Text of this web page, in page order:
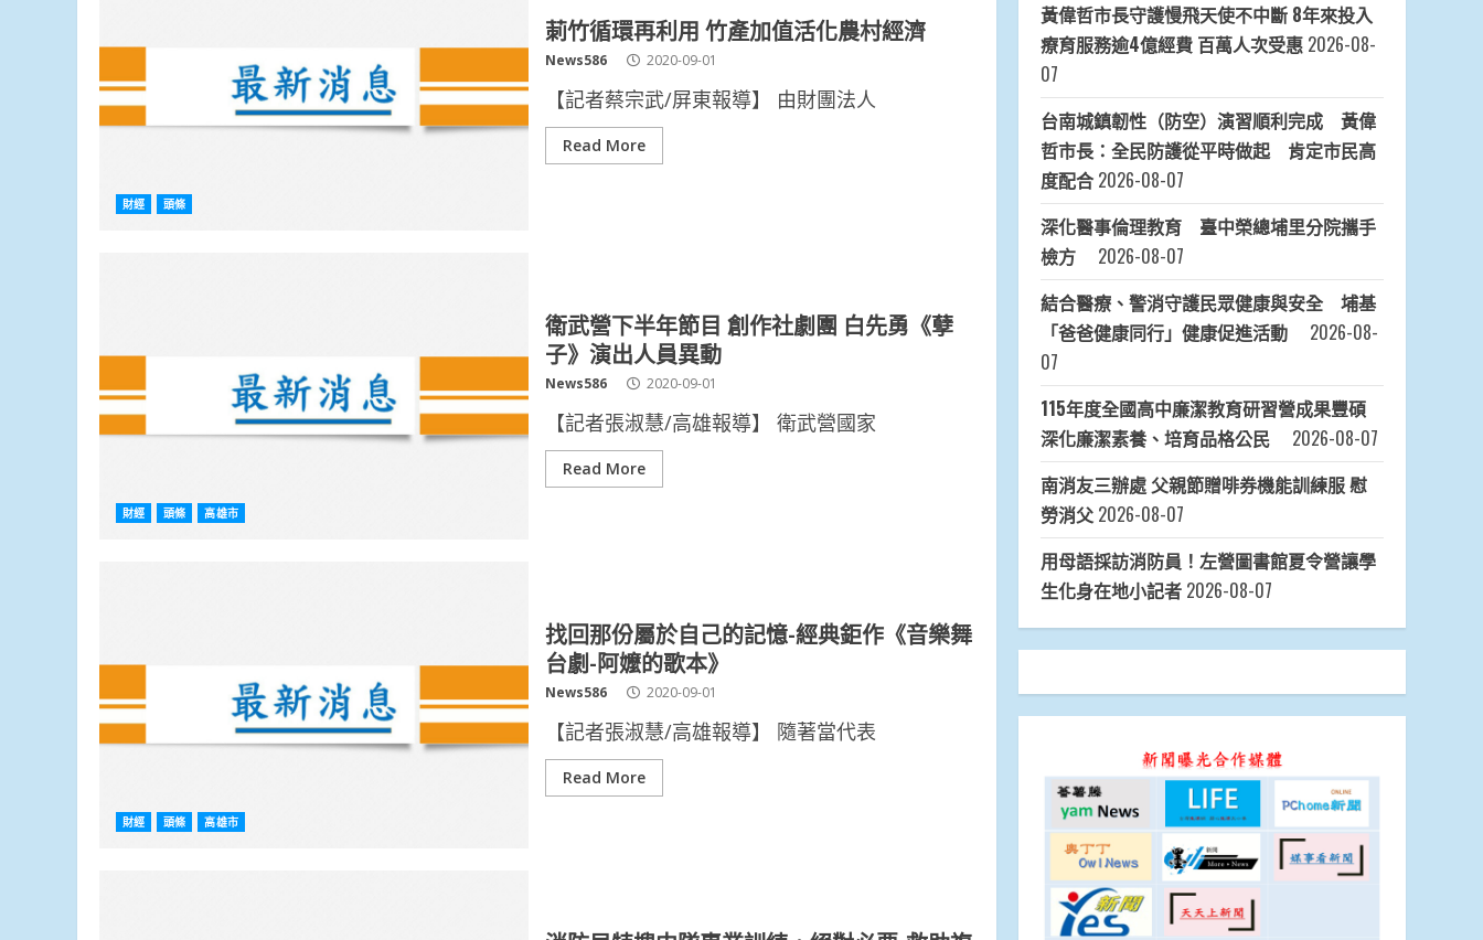
財經 頭條
莿竹循環再利用 竹產加值活化農村經濟
News586 2020-09-01
【記者蔡宗武/屏東報導】 由財團法人
Read More
財經 頭條 高雄市
衛武營下半年節目 創作社劇團 白先勇《孽
子》演出人員異動
News586 2020-09-01
【記者張淑慧/高雄報導】 衛武營國家
Read More
財經 頭條 高雄市
找回那份屬於自己的記憶-經典鉅作《音樂舞
台劇-阿嬤的歌本》
News586 2020-09-01
【記者張淑慧/高雄報導】 隨著當代表
Read More
黃偉哲市長守護慢飛天使不中斷 8年來投入
療育服務逾4億經費 百萬人次受惠 2026-08-
07
台南城鎮韌性（防空）演習順利完成 黃偉
哲市長：全民防護從平時做起 肯定市民高
度配合 2026-08-07
深化醫事倫理教育 臺中榮總埔里分院攜手
檢方
2026-08-07
結合醫療、警消守護民眾健康與安全 埔基
「爸爸健康同行」健康促進活動
2026-08-
07
115年度全國高中廉潔教育研習營成果豐碩
深化廉潔素養、培育品格公民
2026-08-07
南消友三辦處 父親節贈啡券機能訓練服 慰
勞消父 2026-08-07
用母語採訪消防員！左營圖書館夏令營讓學
生化身在地小記者 2026-08-07